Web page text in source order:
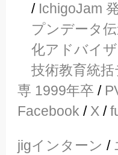
/ IchigoJam
プンデータ
化アドバイ
技術教育統
専 1999年卒 /
Facebook / X /
jigインターン /